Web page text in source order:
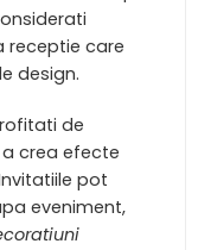
receptie care
design.
de
crea efecte
pot
eveniment,